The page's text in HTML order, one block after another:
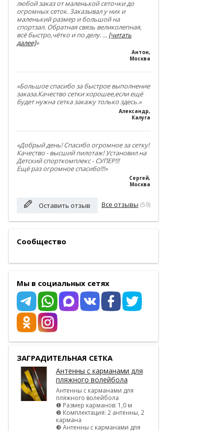
любой заказ от маленькой сеточки до
огромных сеток. Заказывал у них и
маленький размер и большой на
спортзал. Обратная связь великолепная,
всё быстро,чётко и по делу. ... [читать
далее]»
Антон,
Москва
«Большое спасибо за быстрое выполнение
заказа.Качество сетки хорошее,если ещё
будет нужна сетка закажу только здесь.»
Александр,
Калуга
«Добрый день! Спасибо огромное за сетку!
Качество - высший пилотаж! Установил на
Детский спорткомплекс - СУПЕР!!!
Ещё раз огромное спасибо!!!»
Сергей,
Москва
Оставить отзыв Все отзывы (59)
Сообщество
Мы в социальных сетях
ЗАГРАДИТЕЛЬНАЯ СЕТКА
Антенны с карманами для
пляжного волейбола
Антенны с карманами для
пляжного волейбола
❶ Размер карманов: 1,0 м
❷ Комплектация: 2 антенны, 2
кармана
❸ Антенны с карманами для